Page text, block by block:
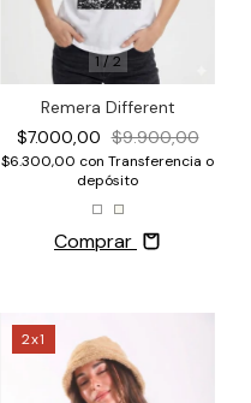
1/2
Remera Different
$7.000,00 $9.900,00
$6.300,00 con Transferencia o
depósito
Comprar
2x1